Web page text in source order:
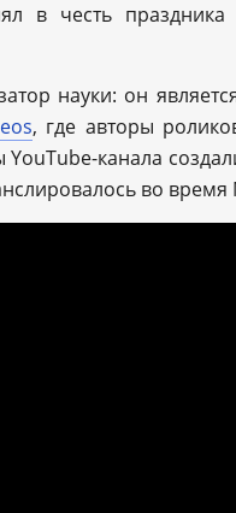
в честь
науки: он
, где авторы
канала
во время